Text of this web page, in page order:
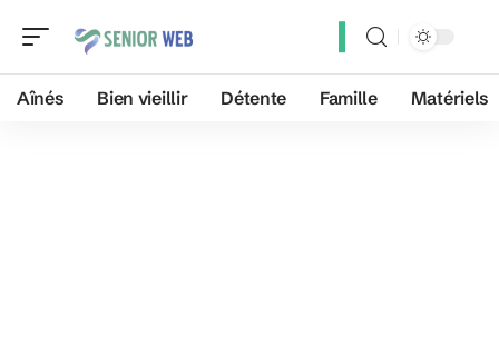
Aînés Bien vieillir Détente Famille Matériels